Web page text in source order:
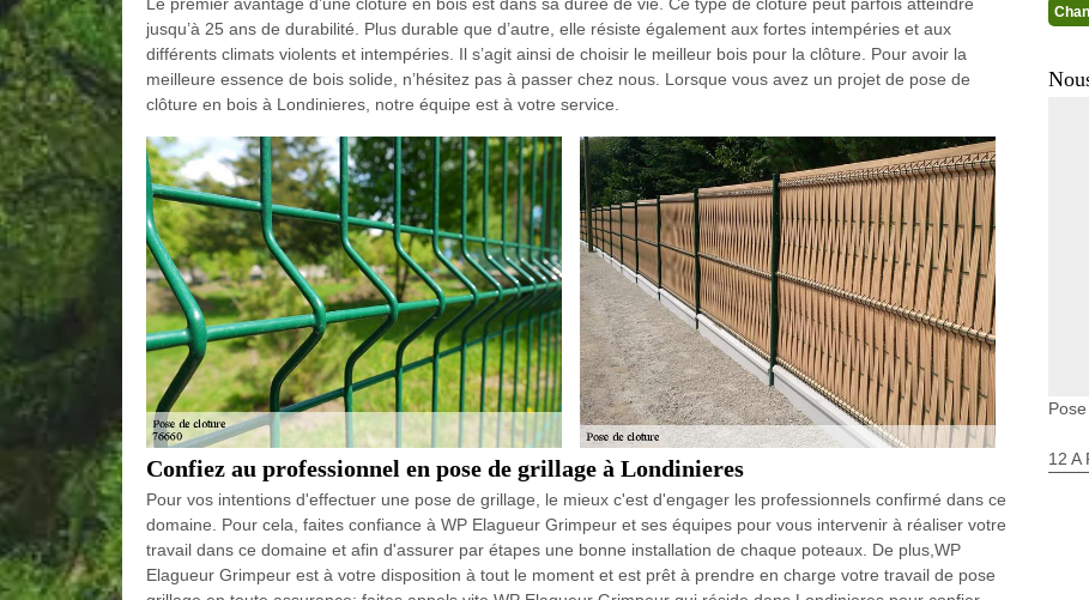
jusqu’à 25 ans de durabilité. Plus durable que d’autre, elle résiste également aux fortes intempéries et aux
différents climats violents et intempéries. Il s’agit ainsi de choisir le meilleur bois pour la clôture. Pour avoir la
meilleure essence de bois solide, n’hésitez pas à passer chez nous. Lorsque vous avez un projet de pose de
clôture en bois à Londinieres, notre équipe est à votre service.
Confiez au professionnel en pose de grillage à Londinieres
Pour vos intentions d'effectuer une pose de grillage, le mieux c'est d'engager les professionnels confirmé dans ce
domaine. Pour cela, faites confiance à WP Elagueur Grimpeur et ses équipes pour vous intervenir à réaliser votre
travail dans ce domaine et afin d'assurer par étapes une bonne installation de chaque poteaux. De plus,WP
Elagueur Grimpeur est à votre disposition à tout le moment et est prêt à prendre en charge votre travail de pose
12 A